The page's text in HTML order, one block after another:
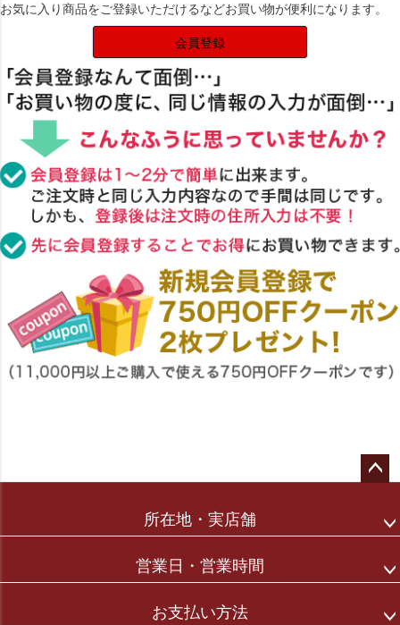
お気に入り商品をご登録いただけるなどお買い物が便利になります。
会員登録
所在地・実店舗
営業日・営業時間
お支払い方法